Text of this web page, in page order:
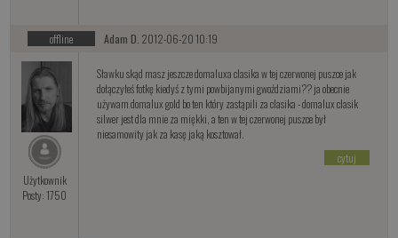
offline Adam D. 2012-06-20 10:19
Użytkownik
Posty: 1750
Sławku skąd masz jeszcze domaluxa clasika w tej czerwonej puszce jak
dołączyłeś fotkę kiedyś z tymi powbijanymi gwoździami?? ja obecnie
używam domalux gold bo ten który zastąpili za clasika - domalux clasik
silwer jest dla mnie za miękki, a ten w tej czerwonej puszce był
niesamowity jak za kasę jaką kosztował.
cytuj